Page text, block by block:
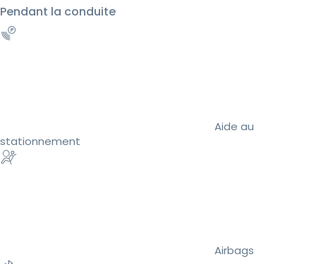
Pendant la conduite
Aide au
stationnement
Airbags